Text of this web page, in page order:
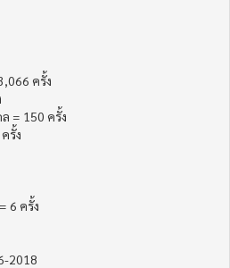
ครั้ง
= 150 ครั้ง
รั้ง
6 ครั้ง
2018